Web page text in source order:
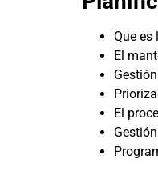
Que es
El
El